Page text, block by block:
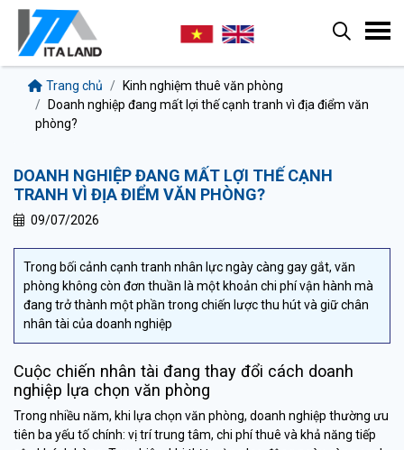
Trang chủ
Kinh nghiệm thuê văn phòng
Doanh nghiệp đang mất lợi thế cạnh tranh vì địa điểm văn
phòng?
DOANH NGHIỆP ĐANG MẤT LỢI THẾ CẠNH
TRANH VÌ ĐỊA ĐIỂM VĂN PHÒNG?
09/07/2026
Trong bối cảnh cạnh tranh nhân lực ngày càng gay gắt, văn
phòng không còn đơn thuần là một khoản chi phí vận hành mà
đang trở thành một phần trong chiến lược thu hút và giữ chân
nhân tài của doanh nghiệp
Cuộc chiến nhân tài đang thay đổi cách doanh
nghiệp lựa chọn văn phòng
Trong nhiều năm, khi lựa chọn văn phòng, doanh nghiệp thường ưu
tiên ba yếu tố chính: vị trí trung tâm, chi phí thuê và khả năng tiếp